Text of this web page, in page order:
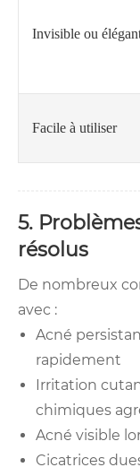
Invisible ou
Facile à utiliser
5.
résolus
De nombreux
avec :
Acné
rapidement
Irritation
chimiques
Acné visible
Cicatrices